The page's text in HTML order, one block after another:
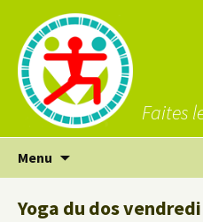
Faites
Menu
Yoga du dos